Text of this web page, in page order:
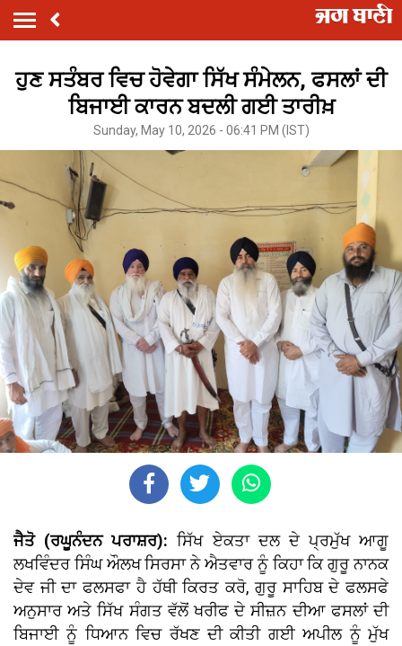
ਹੁਣ ਸਤੰਬਰ ਵਿਚ ਹੋਵੇਗਾ ਸਿੱਖ ਸੰਮੇਲਨ, ਫਸਲਾਂ ਦੀ
ਬਿਜਾਈ ਕਾਰਨ ਬਦਲੀ ਗਈ ਤਾਰੀਖ਼
Sunday, May 10, 2026 - 06:41 PM (IST)
ਜੈਤੋ (ਰਘੂਨੰਦਨ ਪਰਾਸ਼ਰ): ਸਿੱਖ ਏਕਤਾ ਦਲ ਦੇ ਪ੍ਰਮੁੱਖ ਆਗੂ
ਲਖਵਿੰਦਰ ਸਿੰਘ ਔਲਖ ਸਿਰਸਾ ਨੇ ਐਤਵਾਰ ਨੂੰ ਕਿਹਾ ਕਿ ਗੁਰੂ ਨਾਨਕ
ਦੇਵ ਜੀ ਦਾ ਫਲਸਫਾ ਹੈ ਹੱਥੀ ਕਿਰਤ ਕਰੋ, ਗੁਰੂ ਸਾਹਿਬ ਦੇ ਫਲਸਫੇ
ਅਨੁਸਾਰ ਅਤੇ ਸਿੱਖ ਸੰਗਤ ਵੱਲੋਂ ਖਰੀਫ ਦੇ ਸੀਜ਼ਨ ਦੀਆ ਫਸਲਾਂ ਦੀ
ਬਿਜਾਈ ਨੂੰ ਧਿਆਨ ਵਿਚ ਰੱਖਣ ਦੀ ਕੀਤੀ ਗਈ ਅਪੀਲ ਨੂੰ ਮੁੱਖ